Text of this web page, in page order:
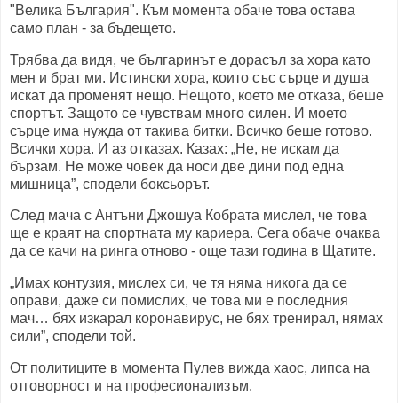
"Велика България". Към момента обаче това остава
само план - за бъдещето.
Трябва да видя, че българинът е дорасъл за хора като
мен и брат ми. Истински хора, които със сърце и душа
искат да променят нещо. Нещото, което ме отказа, беше
спортът. Защото се чувствам много силен. И моето
сърце има нужда от такива битки. Всичко беше готово.
Всички хора. И аз отказах. Казах: „Не, не искам да
бързам. Не може човек да носи две дини под една
мишница”, сподели боксьорът.
След мача с Антъни Джошуа Кобрата мислел, че това
ще е краят на спортната му кариера. Сега обаче очаква
да се качи на ринга отново - още тази година в Щатите.
„Имах контузия, мислех си, че тя няма никога да се
оправи, даже си помислих, че това ми е последния
мач… бях изкарал коронавирус, не бях тренирал, нямах
сили”, сподели той.
От политиците в момента Пулев вижда хаос, липса на
отговорност и на професионализъм.